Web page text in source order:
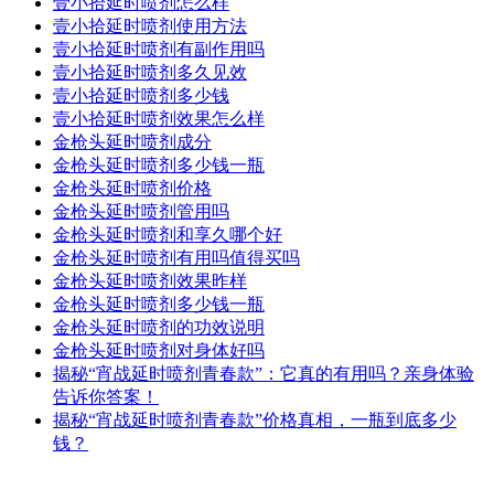
壹小拾延时喷剂使用方法
壹小拾延时喷剂有副作用吗
壹小拾延时喷剂多久见效
壹小拾延时喷剂多少钱
壹小拾延时喷剂效果怎么样
金枪头延时喷剂成分
金枪头延时喷剂多少钱一瓶
金枪头延时喷剂价格
金枪头延时喷剂管用吗
金枪头延时喷剂和享久哪个好
金枪头延时喷剂有用吗值得买吗
金枪头延时喷剂效果昨样
金枪头延时喷剂多少钱一瓶
金枪头延时喷剂的功效说明
金枪头延时喷剂对身体好吗
揭秘“宵战延时喷剂青春款”：它真的有用吗？亲身体验
告诉你答案！
揭秘“宵战延时喷剂青春款”价格真相，一瓶到底多少
钱？